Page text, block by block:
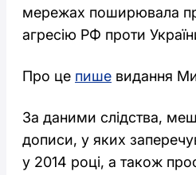
мережах поширювала
агресію РФ проти
Про це пише видання
За даними слідства,
дописи, у яких
у 2014 році, а також